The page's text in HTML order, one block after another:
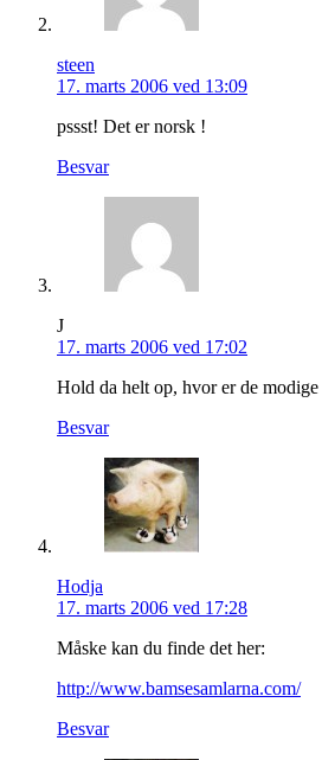
steen
17. marts 2006 ved 13:09
pssst! Det er norsk !
Besvar
J
17. marts 2006 ved 17:02
Hold da helt op, hvor er de
Besvar
Hodja
17. marts 2006 ved 17:28
Måske kan du finde det her:
http://www.bamsesamlarna.com/
Besvar